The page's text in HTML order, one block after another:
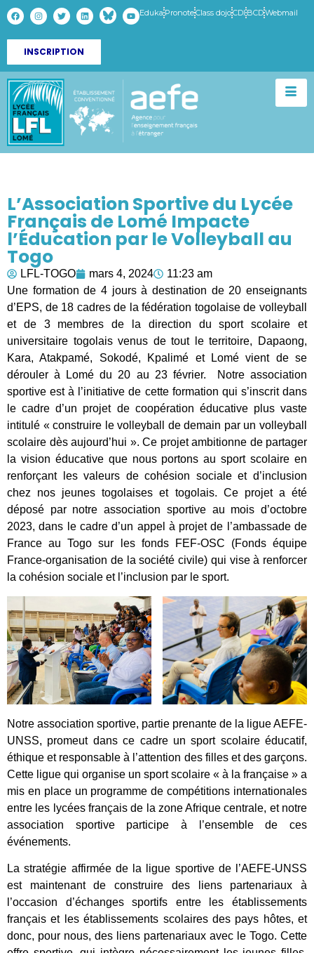
Eduka PronoteClass dojoCDI BCDWebmail
INSCRIPTION
L’Association Sportive du Lycée
Français de Lomé Impacte
l’Éducation par le Volleyball au
Togo
LFL-TOGO mars 4, 2024
11:23 am
Une formation de 4 jours à destination de 20 enseignants
d’EPS, de 18 cadres de la fédération togolaise de volleyball
et de 3 membres de la direction du sport scolaire et
universitaire togolais venus de tout le territoire, Dapaong,
Kara, Atakpamé, Sokodé, Kpalimé et Lomé vient de se
dérouler à Lomé du 20 au 23 février. Notre association
sportive est à l’initiative de cette formation qui s’inscrit dans
le cadre d’un projet de coopération éducative plus vaste
intitulé « construire le volleyball de demain par un volleyball
scolaire dès aujourd’hui ». Ce projet ambitionne de partager
la vision éducative que nous portons au sport scolaire en
renforçant les valeurs de cohésion sociale et d’inclusion
chez nos jeunes togolaises et togolais. Ce projet a été
déposé par notre association sportive au mois d’octobre
2023, dans le cadre d’un appel à projet de l’ambassade de
France au Togo sur les fonds FEF-OSC (Fonds équipe
France-organisation de la société civile) qui vise à renforcer
la cohésion sociale et l’inclusion par le sport.
Notre association sportive, partie prenante de la ligue AEFE-
UNSS, promeut dans ce cadre un sport scolaire éducatif,
éthique et responsable à l’attention des filles et des garçons.
Cette ligue qui organise un sport scolaire « à la française » a
mis en place un programme de compétitions internationales
entre les lycées français de la zone Afrique centrale, et notre
association sportive participe à l’ensemble de ces
événements.
La stratégie affirmée de la ligue sportive de l’AEFE-UNSS
est maintenant de construire des liens partenariaux à
l’occasion d’échanges sportifs entre les établissements
français et les établissements scolaires des pays hôtes, et
donc, pour nous, des liens partenariaux avec le Togo. Cette